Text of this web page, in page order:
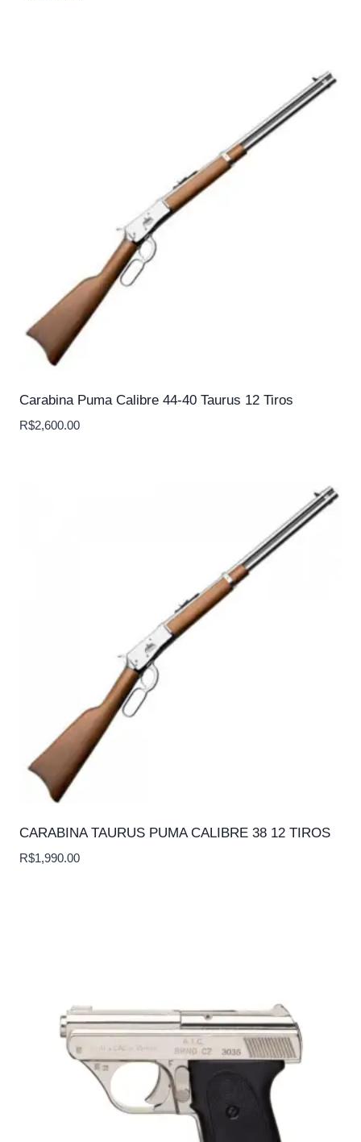
Carabina Puma Calibre 44-40 Taurus 12 Tiros
R$2,600.00
CARABINA TAURUS PUMA CALIBRE 38 12 TIROS
R$1,990.00